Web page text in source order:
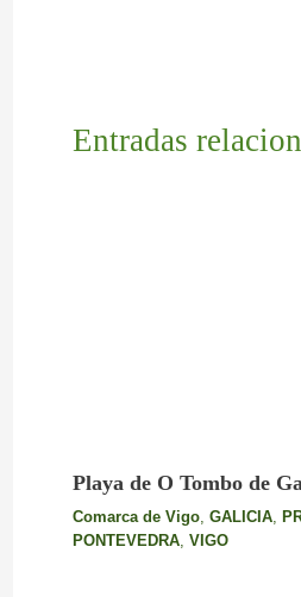
Entradas
Playa de O Tombo de
Comarca de Vigo, GALICIA,
PONTEVEDRA, VIGO